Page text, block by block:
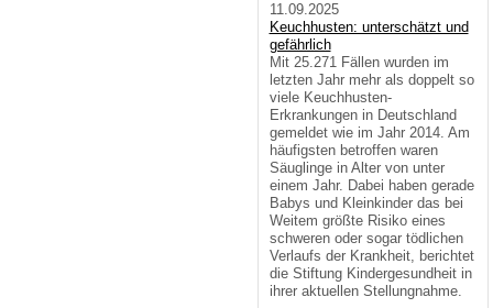
11.09.2025
Keuchhusten: unterschätzt und
gefährlich
Mit 25.271 Fällen wurden im
letzten Jahr mehr als doppelt so
viele Keuchhusten-
Erkrankungen in Deutschland
gemeldet wie im Jahr 2014. Am
häufigsten betroffen waren
Säuglinge in Alter von unter
einem Jahr. Dabei haben gerade
Babys und Kleinkinder das bei
Weitem größte Risiko eines
schweren oder sogar tödlichen
Verlaufs der Krankheit, berichtet
die Stiftung Kindergesundheit in
ihrer aktuellen Stellungnahme.